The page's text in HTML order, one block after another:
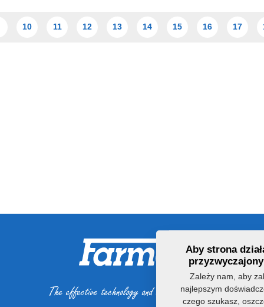
10 11 12 13 14 15 16 17
Aby strona
Zależy nam, aby
najlepszym
czego szukasz,